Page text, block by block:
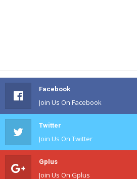
Facebook
Join Us On Facebook
Twitter
Join Us On Twitter
Gplus
Join Us On Gplus